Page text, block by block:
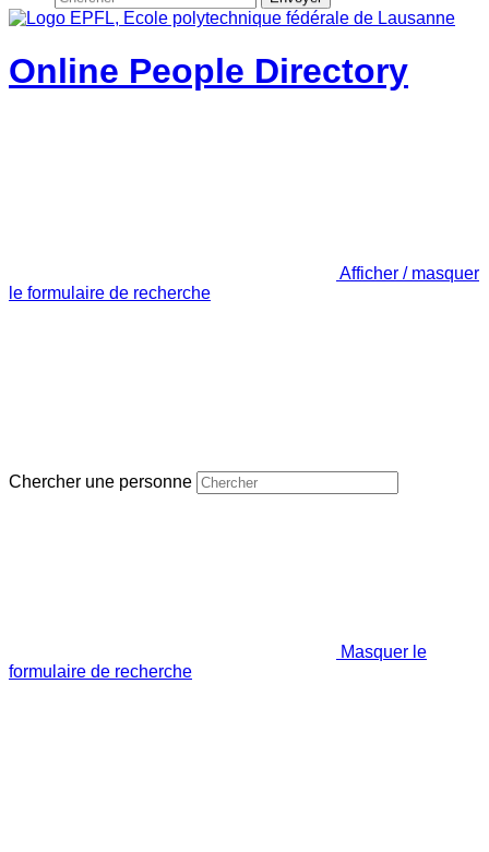
Online People Directory
Afficher / masquer
le formulaire de recherche
Chercher une personne
Masquer le
formulaire de recherche